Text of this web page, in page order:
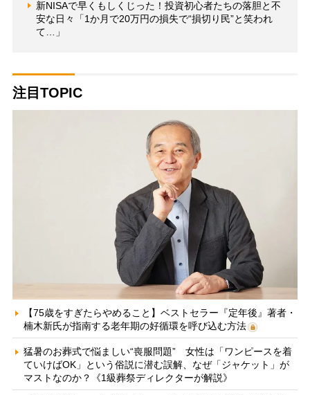
新NISAで早くもしくじった！投資初心者たちの落胆と不
安な日々「1か月で20万円の損失で“損切り民”と笑われ
て…」
注目TOPIC
【75歳をすぎたらやめること】ベストセラー『定年後』著者・
楠木新氏が指南する老年期の好循環を呼び込む方法
猛暑のお葬式で悩ましい“喪服問題” 女性は「ワンピースを着
ていけばOK」という俗説に潜む誤解、なぜ「ジャケット」が
マストなのか？《1級葬祭ディレクターが解説》